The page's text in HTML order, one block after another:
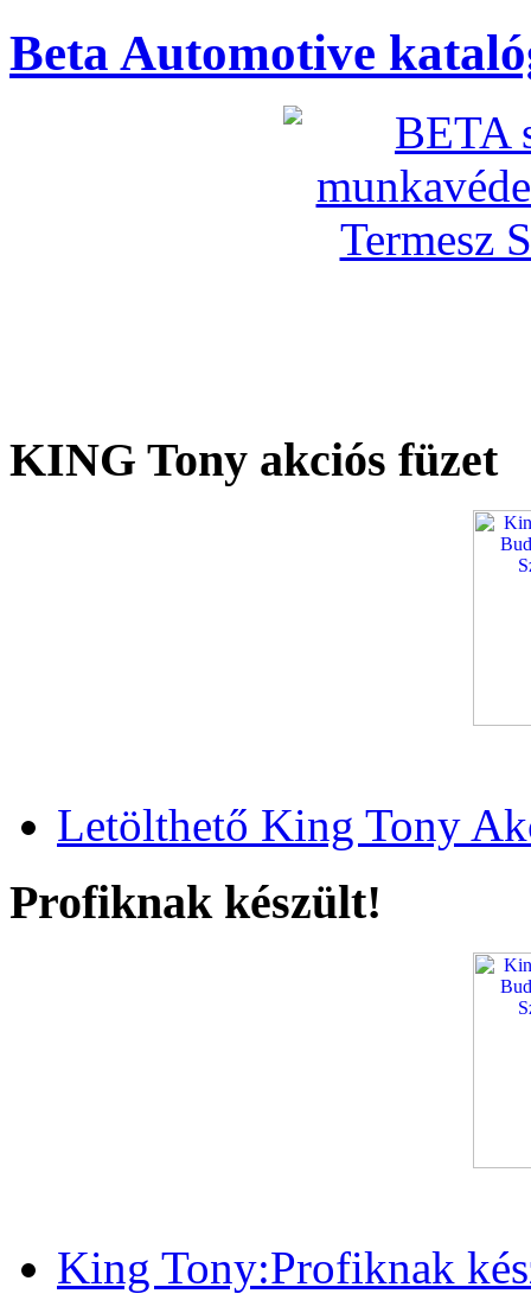
Beta Automotive
KING Tony akciós füzet
Letölthető King Tony
Profiknak készült!
King Tony:Profiknak